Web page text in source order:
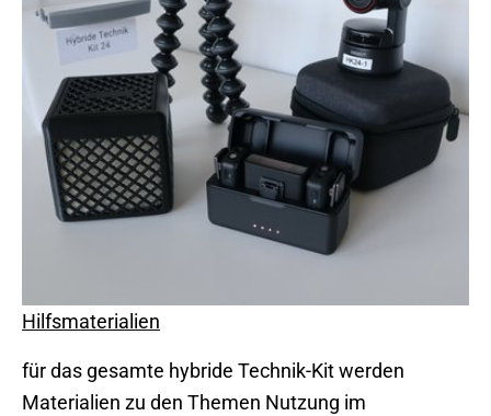
Hilfs materialien
für das gesamte hybride Technik-Kit werden
Materialien zu den Themen Nutzung im